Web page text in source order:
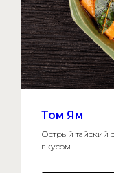
Том Ям
Острый тайский
вкусом